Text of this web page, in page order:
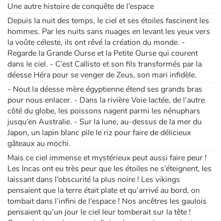
Apprendre les langues
Dyslexie, troubles de la lecture
Nos listes de lecture
Les plus lus
Coups de coeur
Une autre histoire de conquête de l’espace
Depuis la nuit des temps, le ciel et ses étoiles fascinent les
hommes. Par les nuits sans nuages en levant les yeux vers
la voûte céleste, ils ont rêvé la création du monde. -
Regarde la Grande Ourse et la Petite Ourse qui courent
dans le ciel. - C’est Callisto et son fils transformés par la
déesse Héra pour se venger de Zeus, son mari infidèle.
- Nout la déesse mère égyptienne étend ses grands bras
pour nous enlacer. - Dans la rivière Voie lactée, de l’autre
côté du globe, les poissons nagent parmi les nénuphars
jusqu’en Australie. - Sur la lune, au-dessus de la mer du
Japon, un lapin blanc pile le riz pour faire de délicieux
gâteaux au mochi.
Mais ce ciel immense et mystérieux peut aussi faire peur !
Les Incas ont eu très peur que les étoiles ne s’éteignent, les
laissant dans l’obscurité la plus noire ! Les vikings
pensaient que la terre était plate et qu’arrivé au bord, on
tombait dans l’infini de l’espace ! Nos ancêtres les gaulois
pensaient qu’un jour le ciel leur tomberait sur la tête !